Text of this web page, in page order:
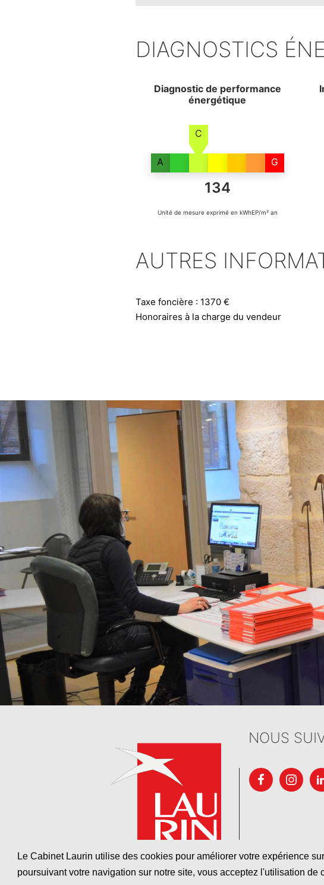
Le Cabinet Laurin utilise des cookies pour améliorer votre expérience
poursuivant votre navigation sur notre site, vous acceptez l'utilisation de
DIAGNOSTICS
Diagnostic de performance
énergétique
C
A G
134
Unité de mesure exprimé en kWhEP/m² an
AUTRES
Taxe foncière : 1370 €
Honoraires à la charge du vendeur
NOUS